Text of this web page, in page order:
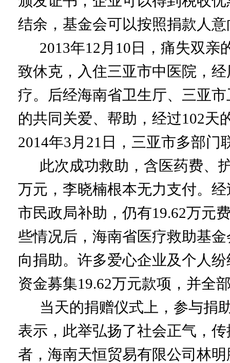
结余，基金会可以按照捐款人
2013年12月10日，痛失双亲
致休克，入住三亚市中医院，
疗。后经海南省卫生厅、三亚
的共同关爱、帮助，经过102天
2014年3月21日，三亚市多部
此次成功救助，含医药费、
万元，李晓楠根本无力支付。
市民政局补助，仍有19.62万元
些情况后，海南省医疗救助基
向捐助。许多爱心企业及个人
资金募集19.62万元款项，并全
当天的捐赠仪式上，参与捐
表示，此举弘扬了社会正气，
者，海南天恒贸易有限公司林